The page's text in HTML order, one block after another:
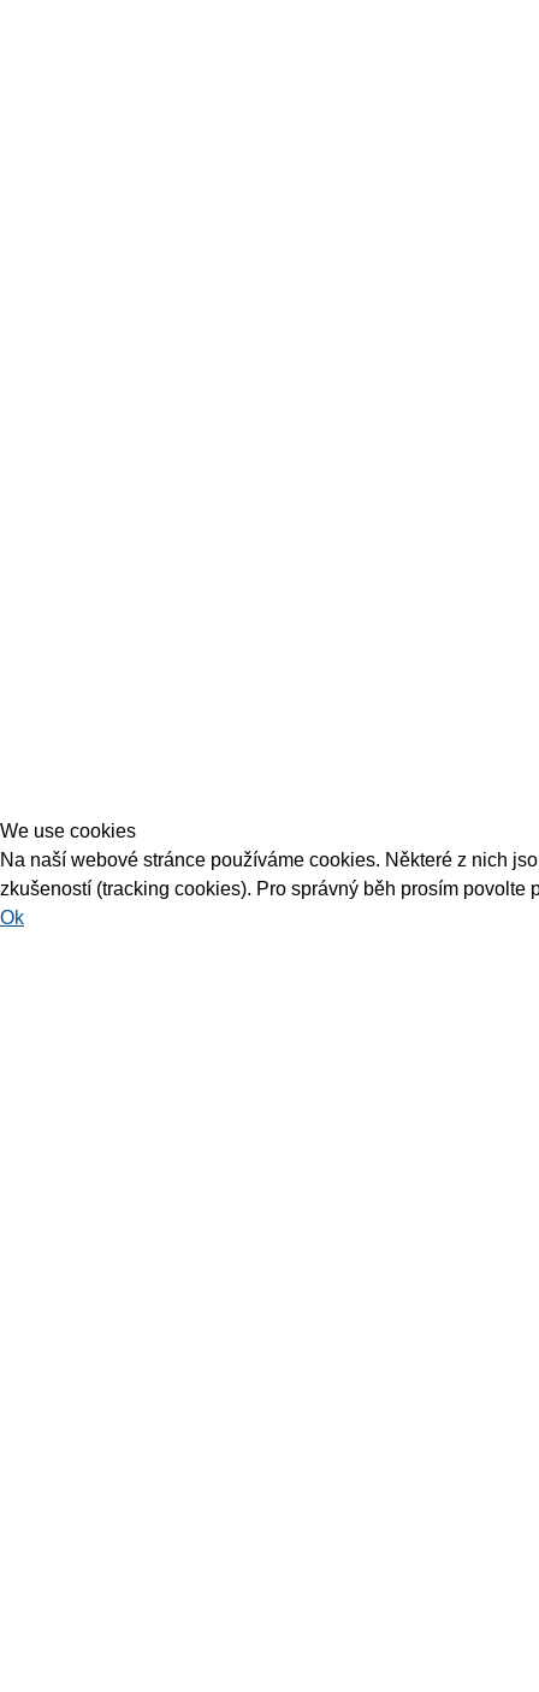
We use cookies
Na naší webové stránce používáme cookies. Některé z nich
zkušeností (tracking cookies). Pro správný běh prosím povolte
Ok